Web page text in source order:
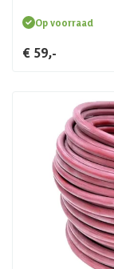
Op voorraad
€ 59,-